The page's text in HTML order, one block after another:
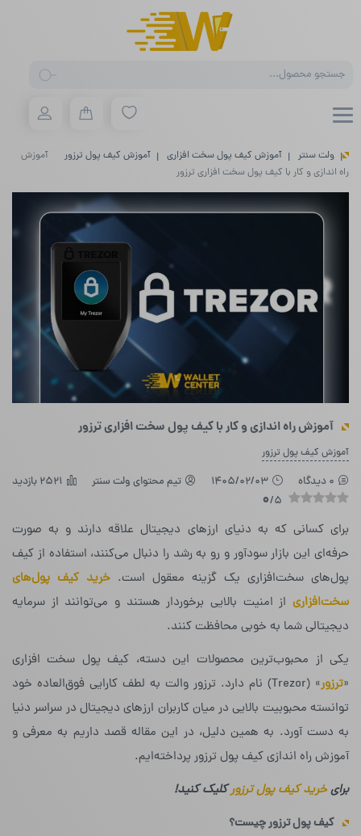
search
ولت سنتر آموزش کیف پول سخت افزاری آموزش کیف پول ترزور
آموزش
راه‌ اندازی و کار با کیف پول سخت افزاری ترزور
آموزش راه‌ اندازی و کار با کیف پول سخت افزاری ترزور
آموزش کیف پول ترزور
0 دیدگاه 1405/02/03 تیم محتوای ولت سنتر 2521 بازدید
0/5
برای کسانی که به دنیای ارزهای دیجیتال علاقه دارند و به صورت
حرفه‌ای این بازار سودآور و رو به رشد را دنبال می‌کنند، استفاده از کیف
پول‌های سخت‌افزاری یک گزینه معقول است. خرید کیف پول‌های
سخت‌افزاری از امنیت بالایی برخوردار هستند و می‌توانند از سرمایه
دیجیتالی شما به خوبی محافظت کنند.
یکی از محبوب‌ترین محصولات این دسته، کیف پول سخت افزاری
«ترزور
» (Trezor) نام دارد. ترزور والت به لطف کارایی فوق‌العاده خود
توانسته محبوبیت بالایی در میان کاربران ارزهای دیجیتال در سراسر دنیا
به دست آورد. به همین دلیل، در این مقاله قصد داریم به معرفی و
آموزش راه اندازی کیف پول ترزور پرداخته‌ایم.
برایخرید کیف پول ترزورکلیک کنید!
کیف پول ترزور چیست؟